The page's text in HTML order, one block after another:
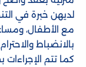
لديهن خبرة في
مع الأطفال،
بالانضباط
كما تتم